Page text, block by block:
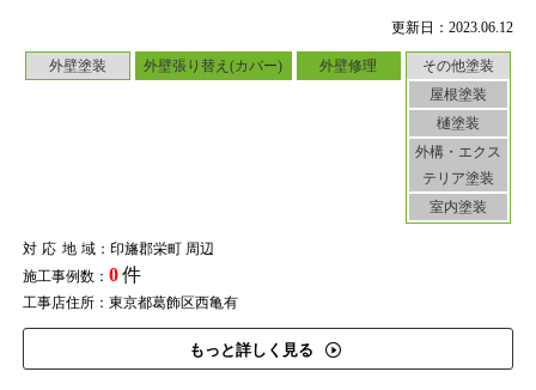
更新日：2023.06.12
外壁塗装 外壁張り替え(カバー) 外壁修理
その他塗装
屋根塗装
樋塗装
外構・エクス
テリア塗装
室内塗装
対応地域：印旛郡栄町 周辺
施工事例数： 0件
工事店住所：東京都葛飾区西亀有
もっと詳しく見る